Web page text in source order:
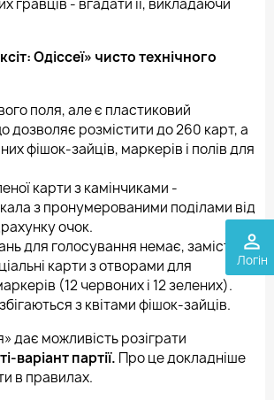
perm_identity
Логін
гравців - вгадати її, викладаючи
Одіссеї» чисто технічного
поля, але є пластиковий
дозволяє розмістити до 260 карт, а
фішок-зайців, маркерів і полів для
карти з камінчиками -
з пронумерованими поділами від
очок.
для голосування немає, замість
карти з отворами для
(12 червоних і 12 зелених).
з квітами фішок-зайців.
дає можливість розіграти
варіант партії. Про це докладніше
в правилах.